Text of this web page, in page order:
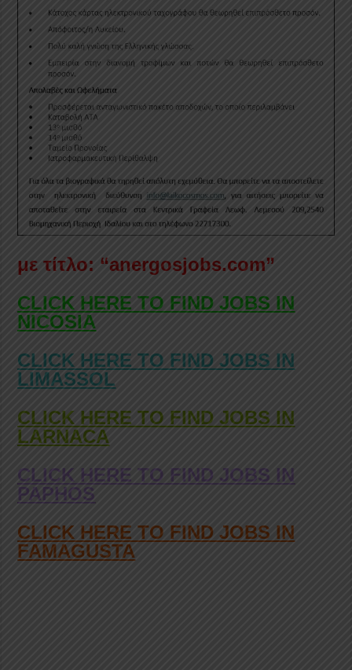
με τίτλο: “anergosjobs.com”
CLICK HERE TO FIND JOBS IN
NICOSIA
CLICK HERE TO FIND JOBS IN
LIMASSOL
CLICK HERE TO FIND JOBS IN
LARNACA
CLICK HERE TO FIND JOBS IN
PAPHOS
CLICK HERE TO FIND JOBS IN
FAMAGUSTA